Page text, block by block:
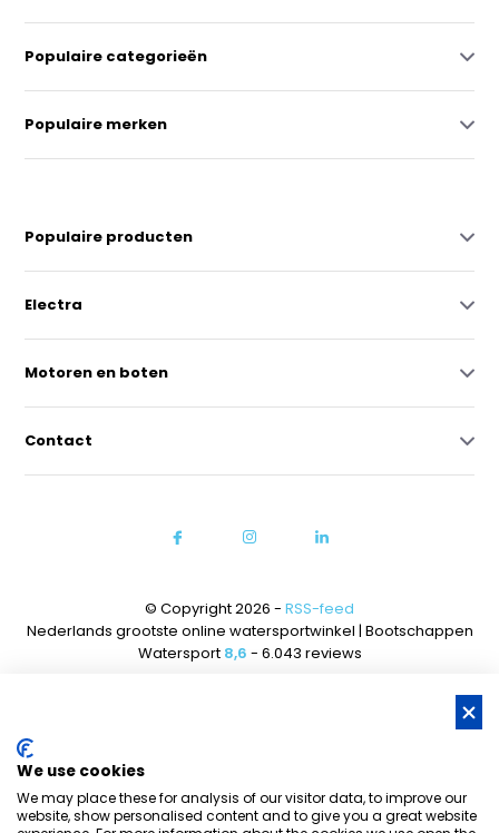
Populaire categorieën
Populaire merken
Populaire producten
Electra
Motoren en boten
Contact
© Copyright 2026 - RSS-feed
Nederlands grootste online watersportwinkel | Bootschappen
Watersport 8,6 - 6.043 reviews
We use cookies
We may place these for analysis of our visitor data, to improve our
website, show personalised content and to give you a great website